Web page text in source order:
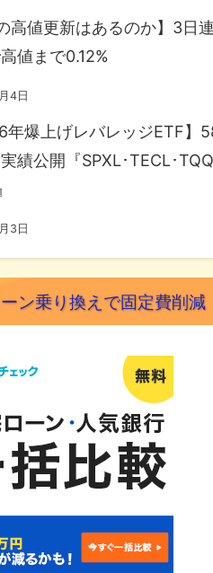
高値更新はあるのか】3日
値まで0.12%
4日
年爆上げレバレッジETF】
績公開『SPXL･TECL･
3日
ン乗り換えで固定費削減